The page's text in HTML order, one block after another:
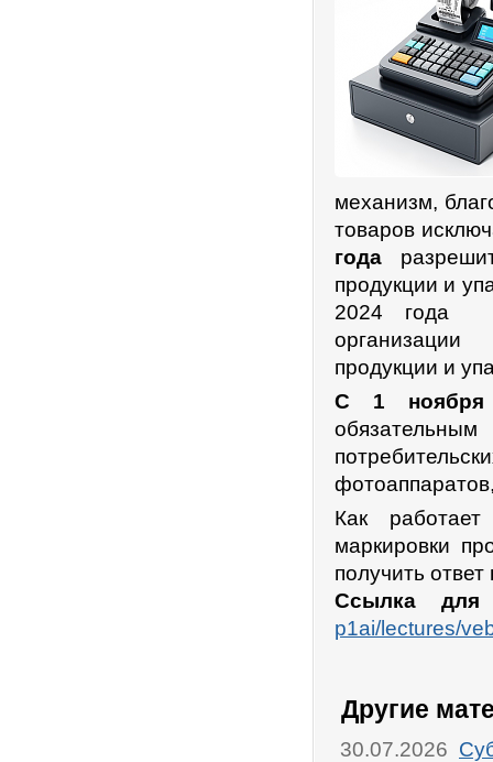
механизм,
товаров
года
продукции и
2024 года
продукции и
С 1 ноября
Как
маркировки
получить
Ссылка для
p1ai/lectures/
Другие
30.07.2026